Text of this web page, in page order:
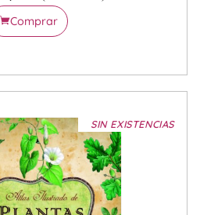
Comprar
SIN EXISTENCIAS